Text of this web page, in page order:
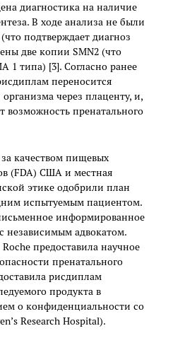
диагностика на наличие
В ходе анализа не были
подтверждает диагноз
две копии SMN2 (что
1 типа) [3]. Согласно ранее
переносится
через плаценту, и,
возможность пренатального
качеством пищевых
(FDA) США и местная
этике одобрили план
испытуемым пациентом.
информированное
независимым адвокатом.
предоставила научное
пренатального
рисдиплам
продукта в
о конфиденциальности со
Research Hospital).